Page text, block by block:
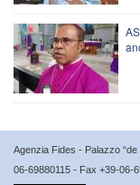
Agenzia Fides - Palazzo
06-69880115 - Fax +39-06-